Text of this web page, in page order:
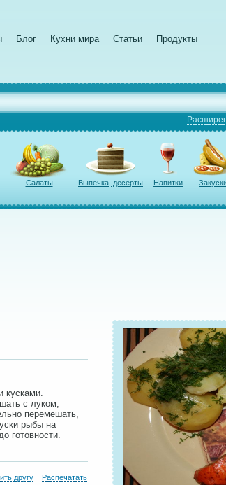
Блог Кухни мира Статьи Продукты
Салаты Выпечка, десерты Напитки
кусками.
с луком,
перемешать,
рыбы на
готовности.
другу Распечатать